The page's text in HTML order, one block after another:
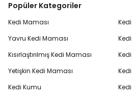
Popüler Kategoriler
Kedi Maması
Yavru Kedi Maması
Kısırlaştırılmış Kedi Maması
Yetişkin Kedi Maması
Kedi Kumu